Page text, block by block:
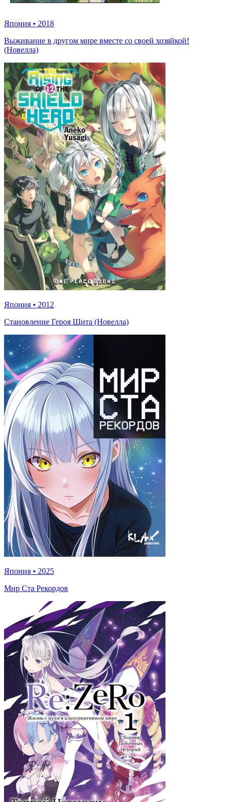
Япония • 2018
Выживание в другом мире вместе со своей хозяйкой!
(Новелла)
Япония • 2012
Становление Героя Щита (Новелла)
Япония • 2025
Мир Ста Рекордов